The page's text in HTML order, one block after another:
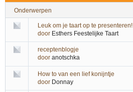
Onderwerpen
Leuk om je taart op te presenteren!
door Esthers Feestelijke Taart
receptenblogje
door anotschka
How to van een lief konijntje
door Donnay